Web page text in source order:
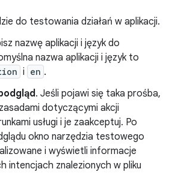
do testowania działań w aplikacji.
nazwę aplikacji i język do
nazwa aplikacji i język to
i en .
. Jeśli pojawi się taka prośba,
dotyczącymi akcji
usługi i je zaakceptuj. Po
okno narzędzia testowego
i wyświetli informacje
intencjach znalezionych w pliku